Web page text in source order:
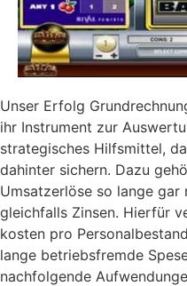
Unser Erfolg
ihr Instrument zur
strategisches Hilfsmittel,
dahinter sichern. Dazu
Umsatzerlöse so lange
gleichfalls Zinsen. Hierfür
kosten pro
lange betriebsfremde
nachfolgende